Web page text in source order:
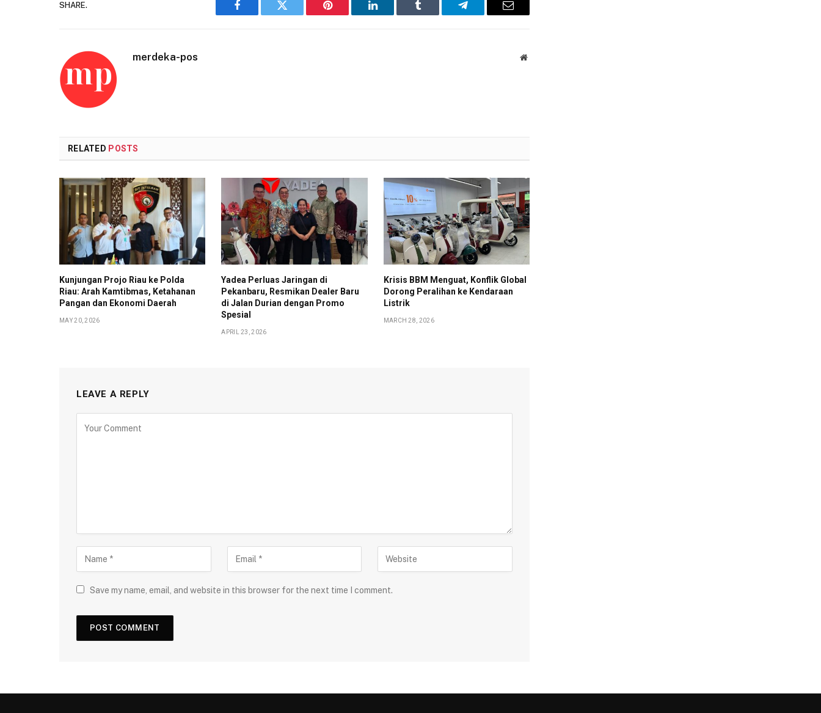
SHARE.
Facebook Twitter Pinterest LinkedIn Tumblr Telegram Email
merdeka-pos Website
RELATED POSTS
Kunjungan Projo Riau ke Polda
Riau: Arah Kamtibmas, Ketahanan
Pangan dan Ekonomi Daerah
MAY 20, 2026
Yadea Perluas Jaringan di
Pekanbaru, Resmikan Dealer Baru
di Jalan Durian dengan Promo
Spesial
APRIL 23, 2026
Krisis BBM Menguat, Konflik Global
Dorong Peralihan ke Kendaraan
Listrik
MARCH 28, 2026
LEAVE A REPLY
Save my name, email, and website in this browser for the next time I comment.